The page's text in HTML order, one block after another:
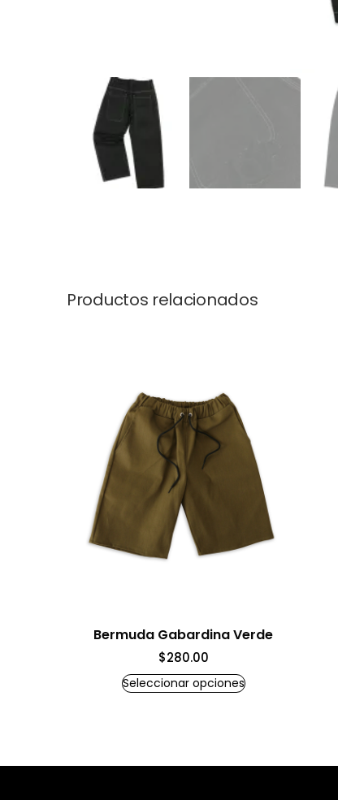
Productos relacionados
Bermuda Gabardina Verde
$280.00
Seleccionar opciones